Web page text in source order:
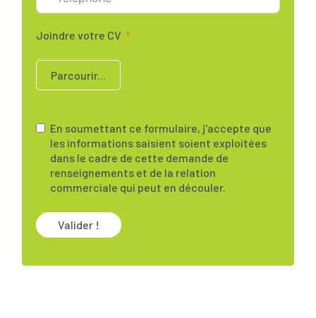
Joindre votre CV
Parcourir...
En soumettant ce formulaire, j'accepte que
les informations saisient soient exploitées
dans le cadre de cette demande de
renseignements et de la relation
commerciale qui peut en découler.
Valider !